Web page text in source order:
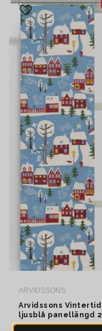
ARVIDSSONS
Arvidssons Vintertid
ljusblå panellängd 2
pack